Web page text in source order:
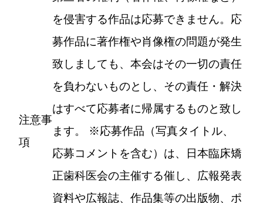
注意事
項
を侵害する作品は応募できません。応
募作品に著作権や肖像権の問題が発生
致しましても、本会はその一切の責任
を負わないものとし、その責任・解決
はすべて応募者に帰属するものと致し
ます。 ※応募作品（写真タイトル、
応募コメントを含む）は、日本臨床矯
正歯科医会の主催する催し、広報発表
資料や広報誌、作品集等の出版物、ポ